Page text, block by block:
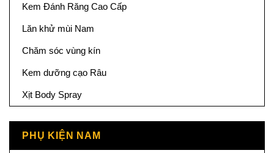
Kem Đánh Răng Cao Cấp
Lăn khử mùi Nam
Chăm sóc vùng kín
Kem dưỡng cạo Râu
Xịt Body Spray
PHỤ KIỆN NAM